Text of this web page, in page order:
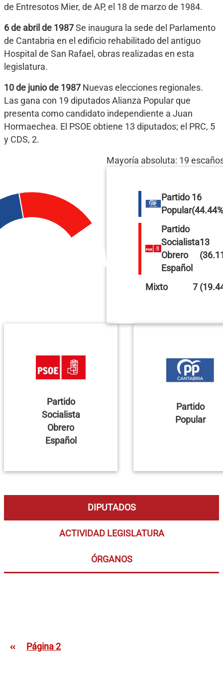
de Entresotos Mier, de AP, el 18 de marzo de 1984.
6 de abril de 1987 Se inaugura la sede del Parlamento
de Cantabria en el edificio rehabilitado del antiguo
Hospital de San Rafael, obras realizadas en esta
legislatura.
10 de junio de 1987 Nuevas elecciones regionales.
Las gana con 19 diputados Alianza Popular que
presenta como candidato independiente a Juan
Hormaechea. El PSOE obtiene 13 diputados; el PRC, 5
y CDS, 2.
Mayoría absoluta: 19
Partido
Popular
16
Partido
Socialista
Obrero
Español
13
Mixto 7
Partido
Socialista
Obrero
Español
Partido
Popular
DIPUTADOS
ACTIVIDAD LEGISLATURA
ÓRGANOS
Página anterior
‹‹ Página 2